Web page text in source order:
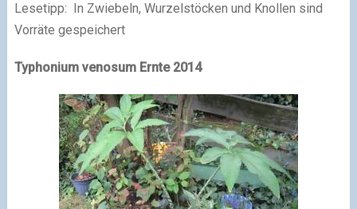
Lesetipp: In Zwiebeln, Wurzelstöcken und Knollen sind
Vorräte gespeichert
Typhonium venosum Ernte 2014